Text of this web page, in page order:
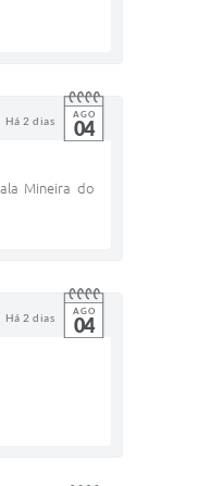
Há 2 dias AGO
04
Mineira do
Há 2 dias AGO
04